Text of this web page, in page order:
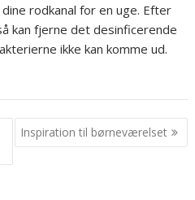
rodkanal for en uge. Efter
kan fjerne det desinficerende
ikke kan komme ud.
Inspiration til børneværelset